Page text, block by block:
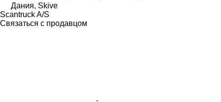
Дания, Skive
Scantruck A/S
Связаться с продавцом